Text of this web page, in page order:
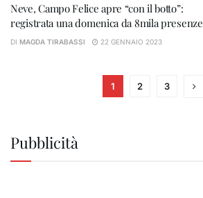
Neve, Campo Felice apre “con il botto”:
registrata una domenica da 8mila presenze
DI MAGDA TIRABASSI 22 GENNAIO 2023
1 2 3
Pubblicità